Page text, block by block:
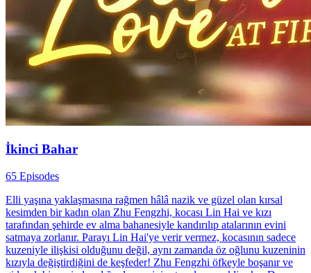
İkinci Bahar
65 Episodes
Elli yaşına yaklaşmasına rağmen hâlâ nazik ve güzel olan kırsal
kesimden bir kadın olan Zhu Fengzhi, kocası Lin Hai ve kızı
tarafından şehirde ev alma bahanesiyle kandırılıp atalarının evini
satmaya zorlanır. Parayı Lin Hai'ye verir vermez, kocasının sadece
kuzeniyle ilişkisi olduğunu değil, aynı zamanda öz oğlunu kuzeninin
kızıyla değiştirdiğini de keşfeder! Zhu Fengzhi öfkeyle boşanır ve